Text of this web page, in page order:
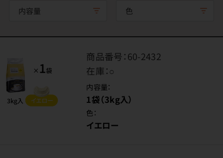
内容量 色
商品番号：60-2432
在庫：○
内容量：
1袋（3kg入）
色：
イエロー